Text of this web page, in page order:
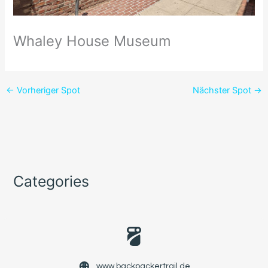
Whaley House Museum
← Vorheriger Spot Nächster Spot →
Categories
www.backpackertrail.de